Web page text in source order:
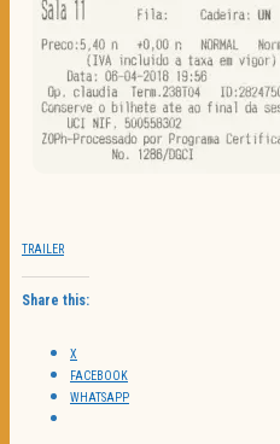
TRAILER
Share this:
X
FACEBOOK
WHATSAPP